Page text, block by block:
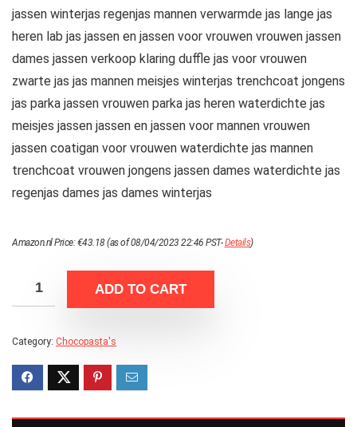
jassen winterjas regenjas mannen verwarmde jas lange jas
heren lab jas jassen en jassen voor vrouwen vrouwen jassen
dames jassen verkoop klaring duffle jas voor vrouwen
zwarte jas jas mannen meisjes winterjas trenchcoat jongens
jas parka jassen vrouwen parka jas heren waterdichte jas
meisjes jassen jassen en jassen voor mannen vrouwen
jassen coatigan voor vrouwen waterdichte jas mannen
trenchcoat vrouwen jongens jassen dames waterdichte jas
regenjas dames jas dames winterjas
Amazon.nl Price:€43.18(as of 08/04/2023 22:46 PST-Details)
ADD TO CART
Category: Chocopasta's